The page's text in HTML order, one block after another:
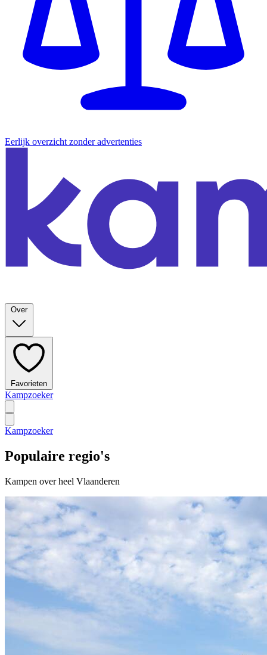
Eerlijk overzicht zonder advertenties
Over
Favorieten
Kampzoeker
Kampzoeker
Populaire regio's
Kampen over heel Vlaanderen